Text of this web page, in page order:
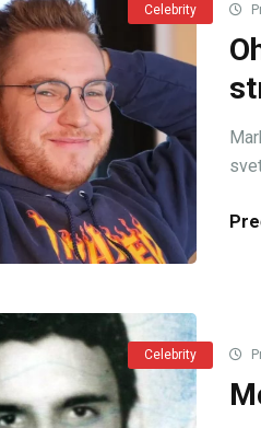
Celebrity
Celebrity